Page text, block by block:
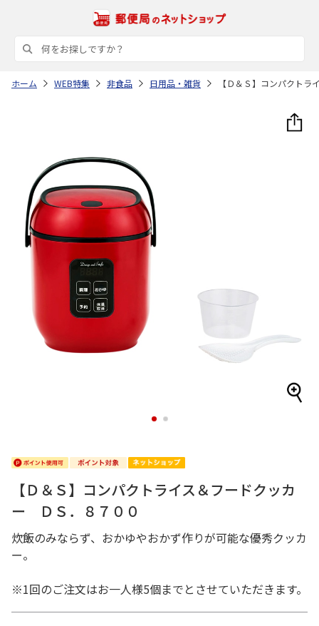
ホーム WEB特集 非食品 日用品・雑貨 【Ｄ＆Ｓ】コンパクト
1 2
【Ｄ＆Ｓ】コンパクトライス＆フードクッカ
ー ＤＳ．８７００
炊飯のみならず、おかゆやおかず作りが可能な優秀クッカ
ー。
※1回のご注文はお一人様5個までとさせていただきます。